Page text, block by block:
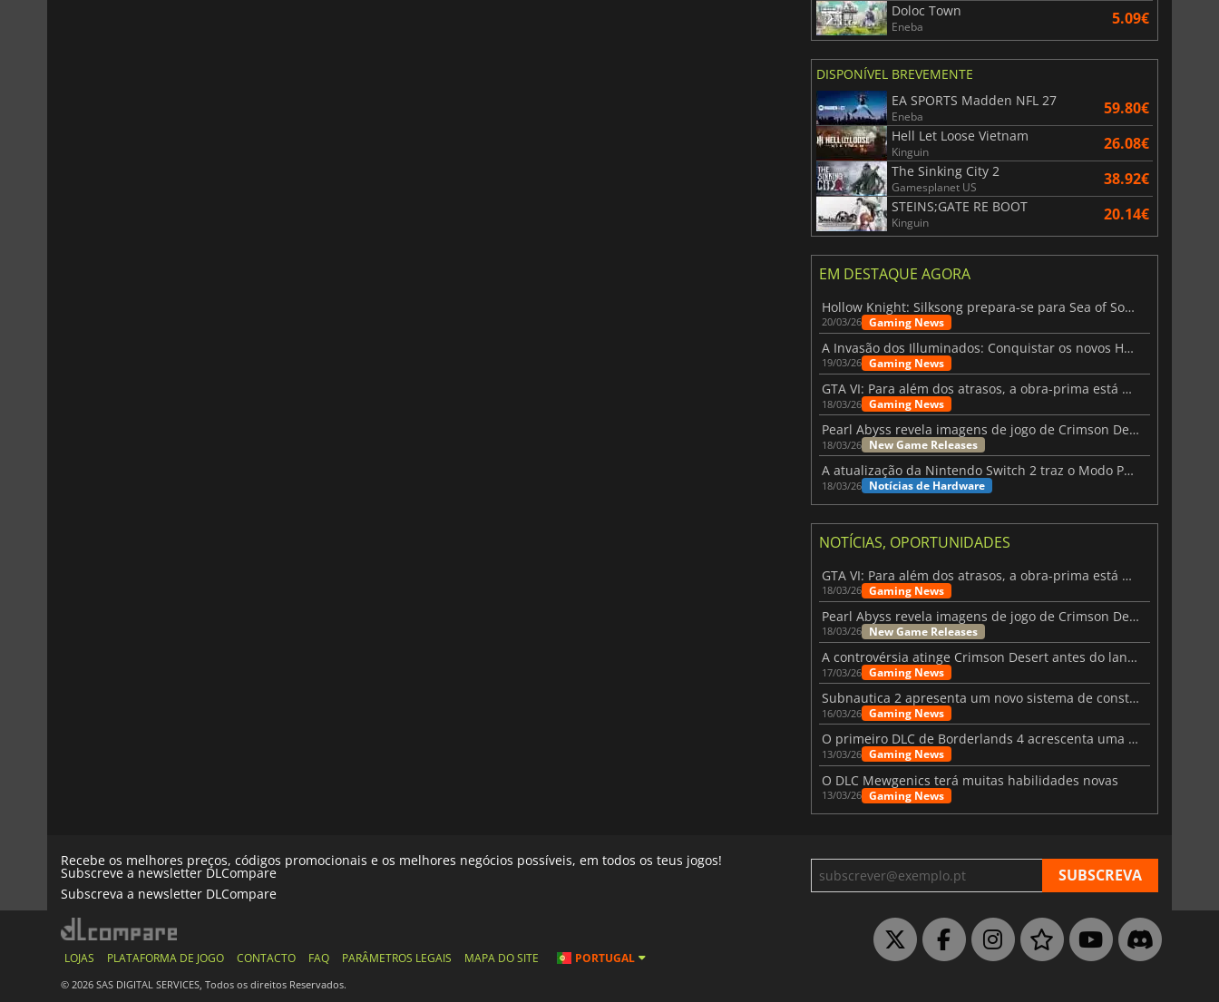
Doloc Town
Eneba 5.09€
DISPONÍVEL BREVEMENTE
EA SPORTS Madden NFL 27
Eneba 59.80€
Hell Let Loose Vietnam
Kinguin 26.08€
The Sinking City 2
Gamesplanet US 38.92€
STEINS;GATE RE BOOT
Kinguin 20.14€
EM DESTAQUE AGORA
Hollow Knight: Silksong prepara-se para Sea of Sorrow com um patch
20/03/26 Gaming News
A Invasão dos Illuminados: Conquistar os novos Helldivers 2 Atualização!
19/03/26 Gaming News
GTA VI: Para além dos atrasos, a obra-prima está quase a chegar
18/03/26 Gaming News
Pearl Abyss revela imagens de jogo de Crimson Desert para a PS5
18/03/26 New Game Releases
A atualização da Nintendo Switch 2 traz o Modo Portátil aos jogos mais antigos da Switch
18/03/26 Notícias de Hardware
NOTÍCIAS, OPORTUNIDADES
GTA VI: Para além dos atrasos, a obra-prima está quase a chegar
18/03/26 Gaming News
Pearl Abyss revela imagens de jogo de Crimson Desert para a PS5
18/03/26 New Game Releases
A controvérsia atinge Crimson Desert antes do lançamento
17/03/26 Gaming News
Subnautica 2 apresenta um novo sistema de construção de bases
16/03/26 Gaming News
O primeiro DLC de Borderlands 4 acrescenta uma nova personagem e muito mais
13/03/26 Gaming News
O DLC Mewgenics terá muitas habilidades novas
13/03/26 Gaming News
Recebe os melhores preços, códigos promocionais e os melhores negócios possíveis, em todos os teus jogos!
Subscreve a newsletter DLCompare
Subscreva a newsletter DLCompare
LOJAS PLATAFORMA DE JOGO CONTACTO FAQ PARÂMETROS LEGAIS MAPA DO SITE PORTUGAL
© 2026 SAS DIGITAL SERVICES, Todos os direitos Reservados.